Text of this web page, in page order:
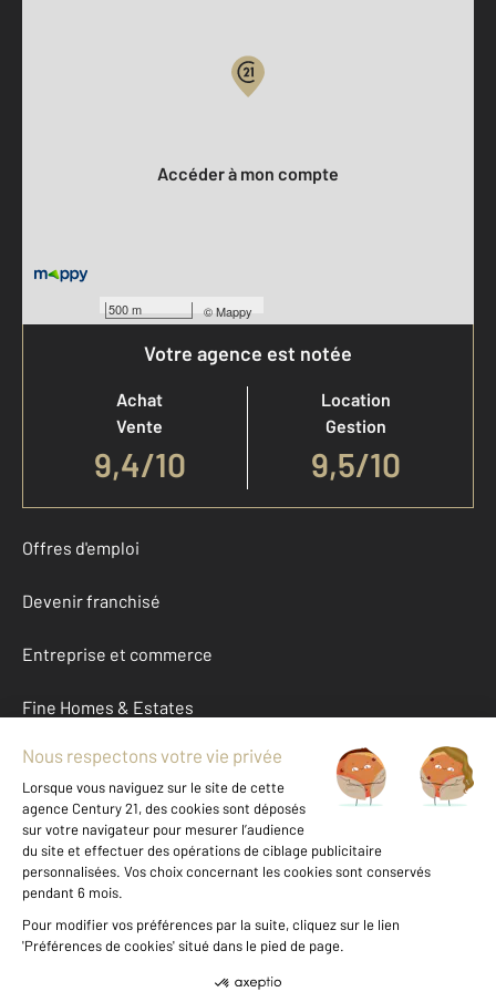
500 m ©Mappy
Accéder à mon compte
Votre agence est notée
Achat
Vente
9,4/10
Location
Gestion
9,5/10
Offres d'emploi
Devenir franchisé
Entreprise et commerce
Fine Homes & Estates
À propos
International
Nous contacter